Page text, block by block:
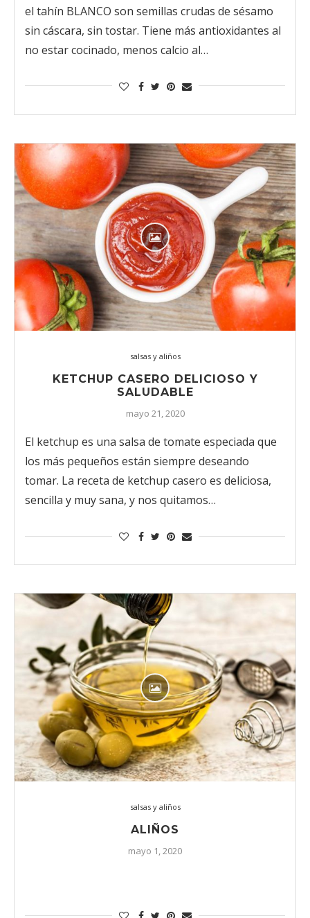
el tahín BLANCO son semillas crudas de sésamo
sin cáscara, sin tostar. Tiene más antioxidantes al
no estar cocinado, menos calcio al…
salsas y aliños
KETCHUP CASERO DELICIOSO Y
SALUDABLE
mayo 21, 2020
El ketchup es una salsa de tomate especiada que
los más pequeños están siempre deseando
tomar. La receta de ketchup casero es deliciosa,
sencilla y muy sana, y nos quitamos…
salsas y aliños
ALIÑOS
mayo 1, 2020